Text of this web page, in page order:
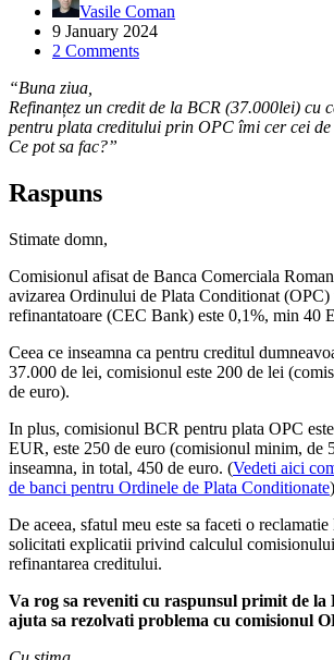
Vasile Coman
9 January 2024
2 Comments
“Buna ziua,
Refinanțez un credit de la BCR (37.000lei) cu
pentru plata creditului prin OPC îmi cer cei
Ce pot sa fac?”
Raspuns
Stimate domn,
Comisionul afisat de Banca Comerciala
avizarea Ordinului de Plata Conditionat (OPC)
refinantatoare (CEC Bank) este 0,1%, min 40
Ceea ce inseamna ca pentru creditul
37.000 de lei, comisionul este 200 de lei
de euro).
In plus, comisionul BCR pentru plata OPC
EUR, este 250 de euro (comisionul minim, de
inseamna, in total, 450 de euro. (Vedeti aici
de banci pentru Ordinele de Plata Conditionate)
De aceea, sfatul meu este sa faceti o
solicitati explicatii privind calculul
refinantarea creditului.
Va rog sa reveniti cu raspunsul primit de la
ajuta sa rezolvati problema cu comisionul